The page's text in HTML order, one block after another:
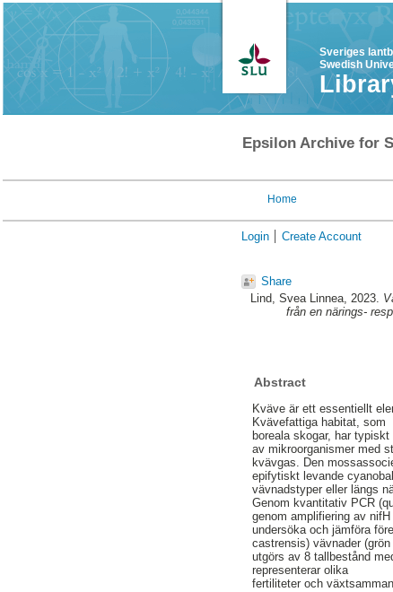
Sveriges
Swedish
Epsilon Archive for
Home
Login Create Account
Share
Lind, Svea Linnea, 2023.
från en närings-
Abstract
Kväve är ett essentiellt
Kvävefattiga habitat, som
boreala skogar, har
av mikroorganismer med
kvävgas. Den
epifytiskt levande
vävnadstyper eller längs
Genom kvantitativ PCR
genom amplifiering av
undersöka och jämföra
castrensis) vävnader
utgörs av 8 tallbestånd
representerar olika
fertiliteter och